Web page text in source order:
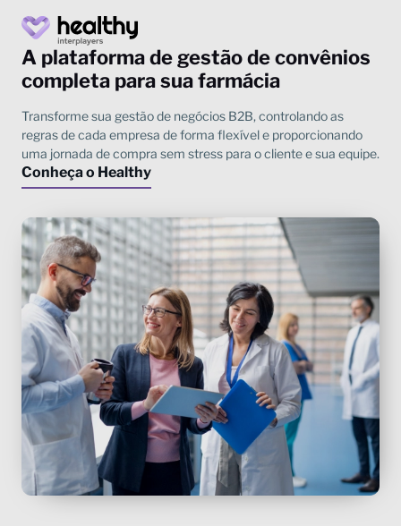
A plataforma de gestão de convênios
completa para sua farmácia
Conheça o Healthy